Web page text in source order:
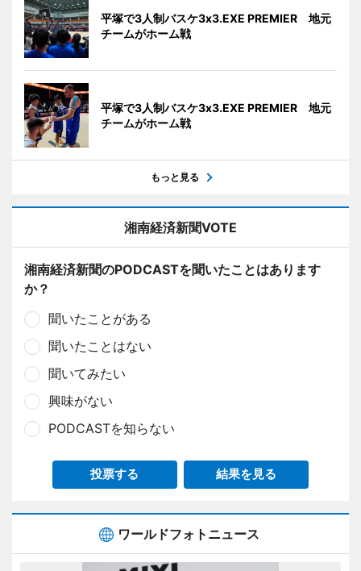
平塚で3人制バスケ3x3.EXE PREMIER 地元
チームがホーム戦
平塚で3人制バスケ3x3.EXE PREMIER 地元
チームがホーム戦
もっと見る
湘南経済新聞VOTE
湘南経済新聞のPODCASTを聞いたことはあります
か？
聞いたことがある
聞いたことはない
聞いてみたい
興味がない
PODCASTを知らない
投票する 結果を見る
ワールドフォトニュース